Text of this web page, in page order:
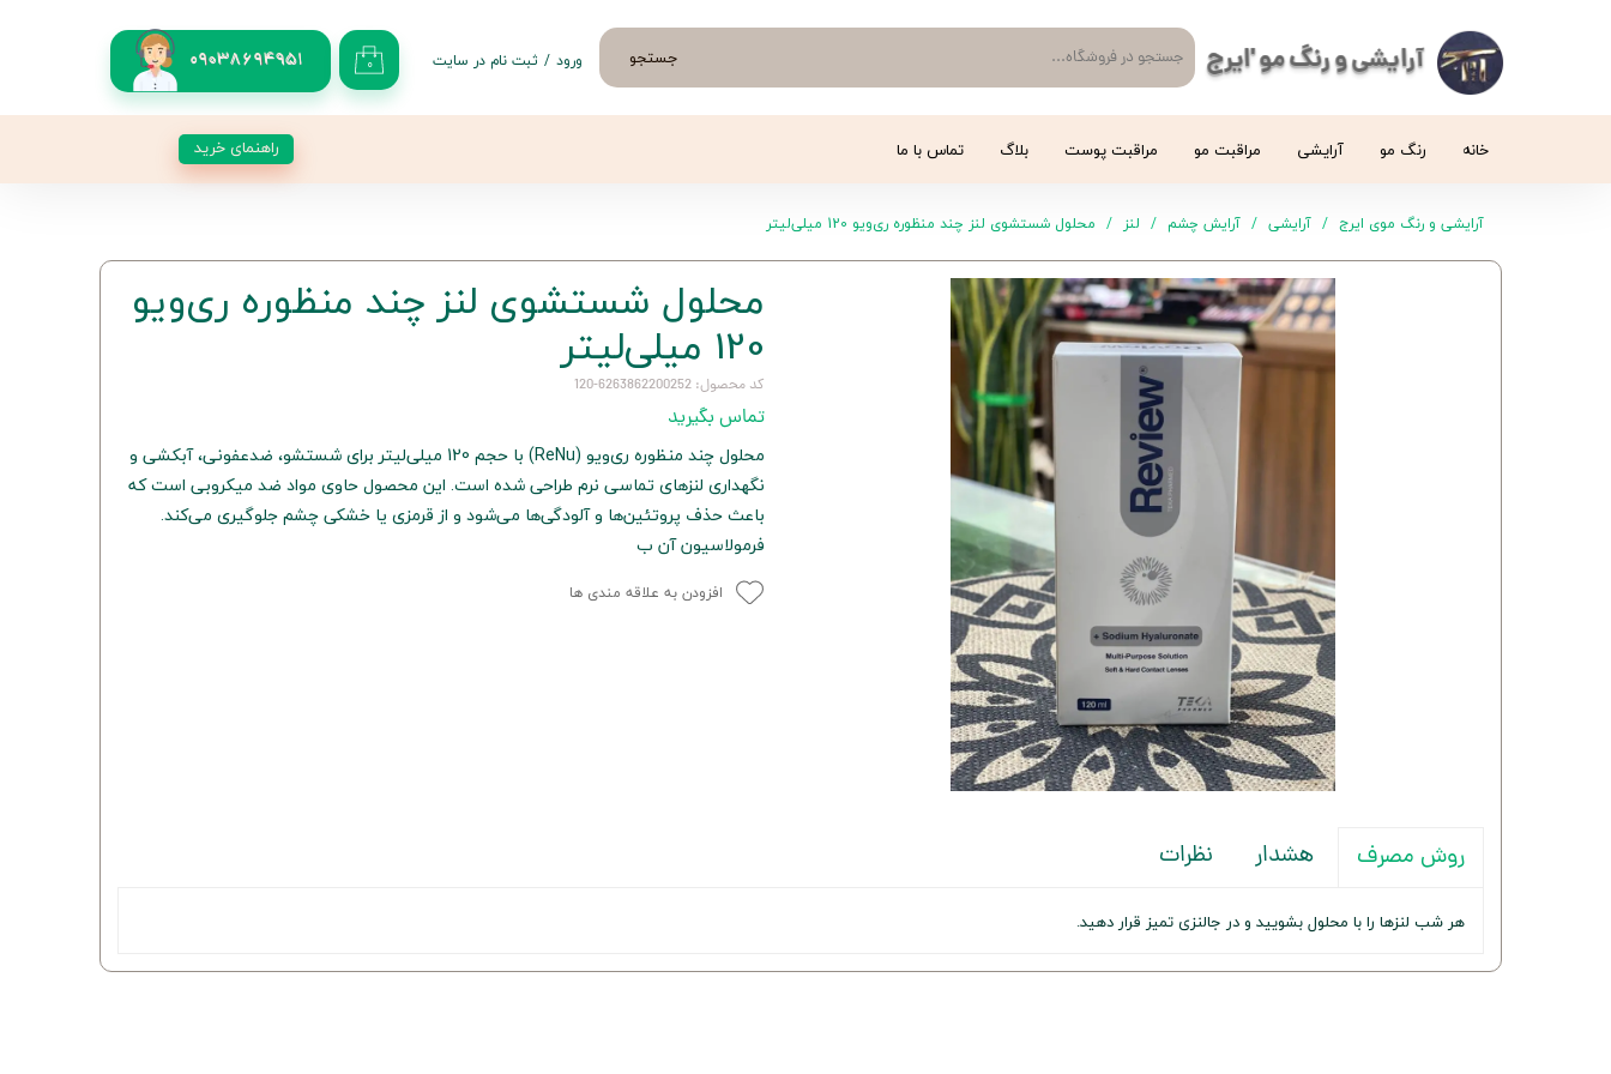
آرایشی و رنگ مو 'ایرج 09038694951 جستجو ۰ ورود / ثبت نام در سایت
خانه رنگ مو آرایشی مراقبت مو مراقبت پوست بلاگ تماس با ما راهنمای خرید
آرایشی و رنگ موی ایرج آرایشی آرایش چشم لنز محلول شستشوی لنز چند منظوره ری‌ویو 120 میلی‌لیتر
محلول شستشوی لنز چند منظوره ری‌ویو
120 میلی‌لیتر
کد محصول: 6263862200252-120
تماس بگیرید
محلول چند منظوره ری‌ویو (ReNu) با حجم 120 میلی‌لیتر برای شستشو، ضدعفونی، آبکشی و
نگهداری لنزهای تماسی نرم طراحی شده است. این محصول حاوی مواد ضد میکروبی است که
باعث حذف پروتئین‌ها و آلودگی‌ها می‌شود و از قرمزی یا خشکی چشم جلوگیری می‌کند.
فرمولاسیون آن ب
افزودن به علاقه مندی ها
روش مصرف هشدار نظرات
هر شب لنزها را با محلول بشویید و در جالنزی تمیز قرار دهید.